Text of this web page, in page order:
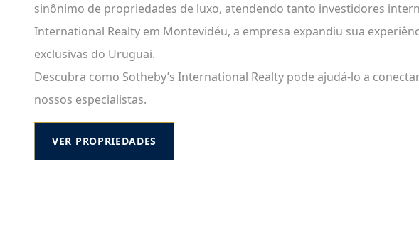
sinônimo de propriedades de luxo, atendendo tanto investidores
International Realty em Montevidéu, a empresa expandiu sua
exclusivas do Uruguai.
Descubra como Sotheby’s International Realty pode ajudá-lo a
nossos especialistas.
VER PROPRIEDADES